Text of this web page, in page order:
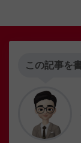
この記事を